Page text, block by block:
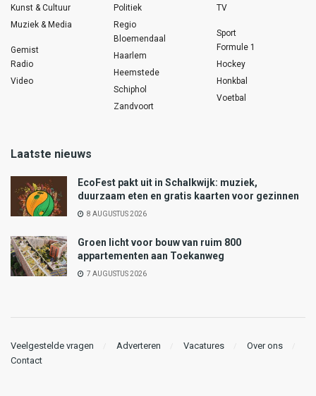
Kunst & Cultuur
Muziek & Media
Gemist
Radio
Video
Politiek
Regio
Bloemendaal
Haarlem
Heemstede
Schiphol
Zandvoort
TV
Sport
Formule 1
Hockey
Honkbal
Voetbal
Laatste nieuws
EcoFest pakt uit in Schalkwijk: muziek,
duurzaam eten en gratis kaarten voor gezinnen
8 AUGUSTUS 2026
Groen licht voor bouw van ruim 800
appartementen aan Toekanweg
7 AUGUSTUS 2026
Veelgestelde vragen Adverteren Vacatures
Over ons
Contact